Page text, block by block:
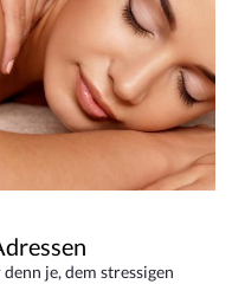
je, dem stressigen